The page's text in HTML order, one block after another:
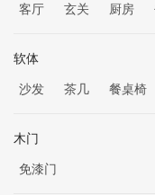
客厅
玄关 厨房
软体
沙发
茶几 餐桌椅
木门
免漆门